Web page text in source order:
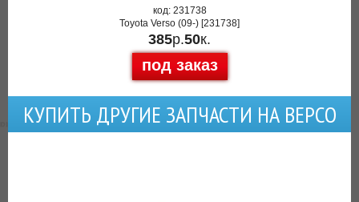
код: 231738
Toyota Verso (09-) [231738]
385р.50к.
под заказ
КУПИТЬ ДРУГИЕ ЗАПЧАСТИ НА ВЕРСО